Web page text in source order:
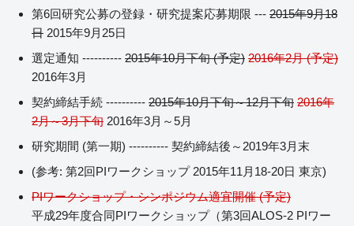
第6回研究公募の登録・研究提案応募期限 --- 2015年9月18
日 2015年9月25日
選定通知 ---------- 2015年10月下旬 (予定) 2016年2月 (予定)
2016年3月
契約締結手続 ---------- 2015年10月下旬～12月下旬 2016年
2月～3月下旬 2016年3月～5月
研究期間 (第一期) ---------- 契約締結後～2019年3月末
(参考: 第2回PIワークショップ 2015年11月18-20日 東京)
PIワークショップ・シンポジウム適宜開催 (予定)
平成29年度合同PIワークショップ（第3回ALOS-2 PIワー